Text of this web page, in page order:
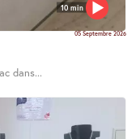
10 min
05 Septembre 2026
dans...